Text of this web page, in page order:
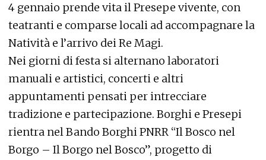
4 gennaio prende vita il Presepe vivente, con
teatranti e comparse locali ad accompagnare la
Natività e l’arrivo dei Re Magi.
Nei giorni di festa si alternano laboratori
manuali e artistici, concerti e altri
appuntamenti pensati per intrecciare
tradizione e partecipazione. Borghi e Presepi
rientra nel Bando Borghi PNRR “Il Bosco nel
Borgo – Il Borgo nel Bosco”, progetto di